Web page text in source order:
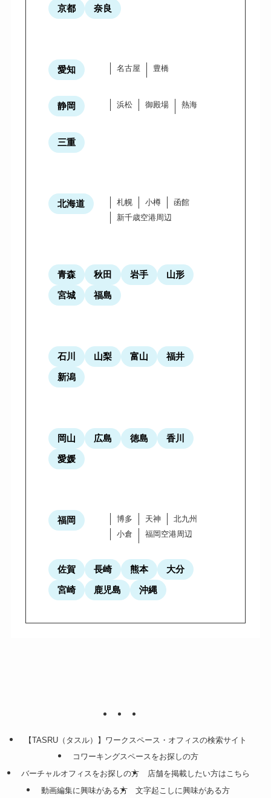
京都 奈良
愛知 名古屋 豊橋
静岡 浜松 御殿場 熱海
三重
北海道 札幌 小樽
函館
新千歳空港周辺
青森 秋田 岩手
山形
宮城
福島
石川 山梨 富山
福井
新潟
岡山 広島 徳島
香川
愛媛
福岡 博多 天神
北九州
小倉
福岡空港周辺
佐賀 長崎 熊本
大分
宮崎
鹿児島 沖縄
【TASRU（タスル）】ワークスペース・オフィスの検索サイト
コワーキングスペースをお探しの方
バーチャルオフィスをお探しの方
店舗を掲載したい方はこちら
動画編集に興味がある方
文字起こしに興味がある方